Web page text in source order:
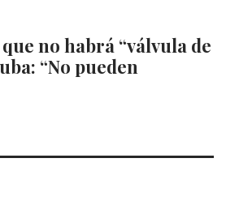
no habrá “válvula de
“No pueden